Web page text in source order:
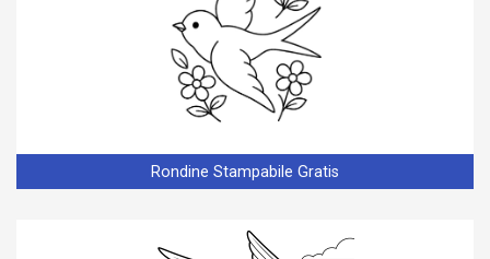
Rondine Stampabile Gratis